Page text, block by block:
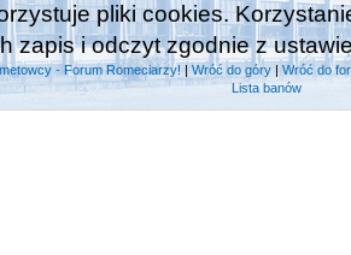
pliki cookies.
zapis i odczyt zgodnie z
- Forum Romeciarzy! |Wróć do góry| Wróć do
Lista banów